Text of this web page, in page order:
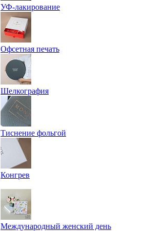
УФ-лакирование
Офсетная печать
Шелкография
Тиснение фольгой
Конгрев
Международный женский день